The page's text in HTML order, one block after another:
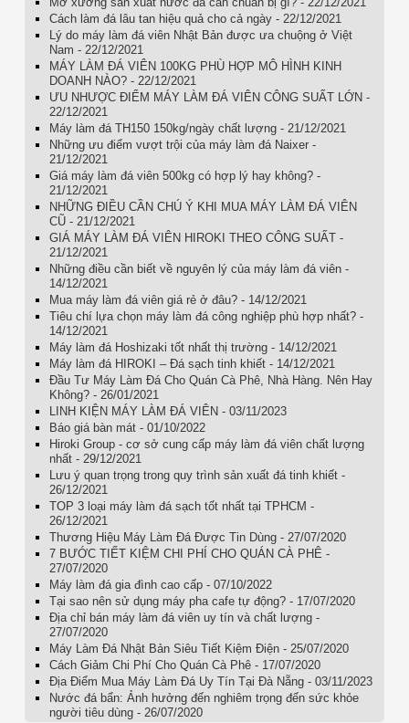
Cách làm đá lâu tan hiệu quả cho cả ngày - 22/12/2021
Lý do máy làm đá viên Nhật Bản được ưa chuộng ở Việt
Nam - 22/12/2021
MÁY LÀM ĐÁ VIÊN 100KG PHÙ HỢP MÔ HÌNH KINH
DOANH NÀO? - 22/12/2021
ƯU NHƯỢC ĐIỂM MÁY LÀM ĐÁ VIÊN CÔNG SUẤT LỚN -
22/12/2021
Máy làm đá TH150 150kg/ngày chất lượng - 21/12/2021
Những ưu điểm vượt trội của máy làm đá Naixer -
21/12/2021
Giá máy làm đá viên 500kg có hợp lý hay không? -
21/12/2021
NHỮNG ĐIỀU CẦN CHÚ Ý KHI MUA MÁY LÀM ĐÁ VIÊN
CŨ - 21/12/2021
GIÁ MÁY LÀM ĐÁ VIÊN HIROKI THEO CÔNG SUẤT -
21/12/2021
Những điều cần biết về nguyên lý của máy làm đá viên -
14/12/2021
Mua máy làm đá viên giá rẻ ở đâu? - 14/12/2021
Tiêu chí lựa chọn máy làm đá công nghiệp phù hợp nhất? -
14/12/2021
Máy làm đá Hoshizaki tốt nhất thị trường - 14/12/2021
Máy làm đá HIROKI – Đá sạch tinh khiết - 14/12/2021
Đầu Tư Máy Làm Đá Cho Quán Cà Phê, Nhà Hàng. Nên Hay
Không? - 26/01/2021
LINH KIỆN MÁY LÀM ĐÁ VIÊN - 03/11/2023
Báo giá bàn mát - 01/10/2022
Hiroki Group - cơ sở cung cấp máy làm đá viên chất lượng
nhất - 29/12/2021
Lưu ý quan trọng trong quy trình sản xuất đá tinh khiết -
26/12/2021
TOP 3 loại máy làm đá sạch tốt nhất tại TPHCM -
26/12/2021
Thương Hiệu Máy Làm Đá Được Tin Dùng - 27/07/2020
7 BƯỚC TIẾT KIỆM CHI PHÍ CHO QUÁN CÀ PHÊ -
27/07/2020
Máy làm đá gia đình cao cấp - 07/10/2022
Tại sao nên sử dụng máy pha cafe tự động? - 17/07/2020
Địa chỉ bán máy làm đá viên uy tín và chất lượng -
27/07/2020
Máy Làm Đá Nhật Bản Siêu Tiết Kiệm Điện - 25/07/2020
Cách Giảm Chi Phí Cho Quán Cà Phê - 17/07/2020
Địa Điểm Mua Máy Làm Đá Uy Tín Tại Đà Nẵng - 03/11/2023
Nước đá bẩn: Ảnh hưởng đến nghiêm trọng đến sức khỏe
người tiêu dùng - 26/07/2020